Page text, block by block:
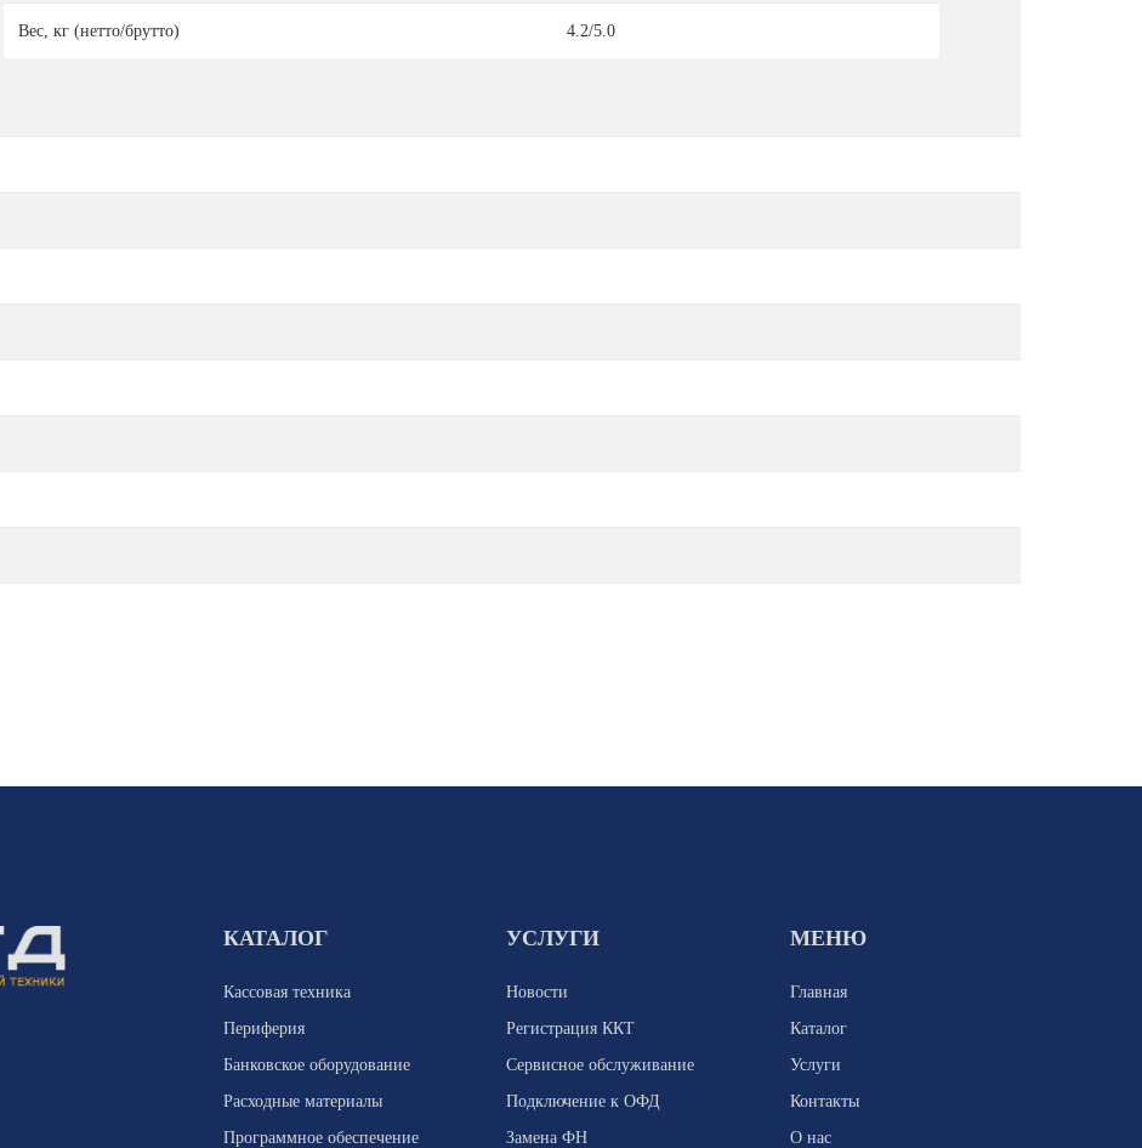
Вес, кг (нетто/брутто) 4.2/5.0
КАТАЛОГ
Кассовая техника
Периферия
Банковское оборудование
Расходные материалы
Программное обеспечение
УСЛУГИ
Новости
Регистрация ККТ
Сервисное обслуживание
Подключение к ОФД
Замена ФН
МЕНЮ
Главная
Каталог
Услуги
Контакты
О нас